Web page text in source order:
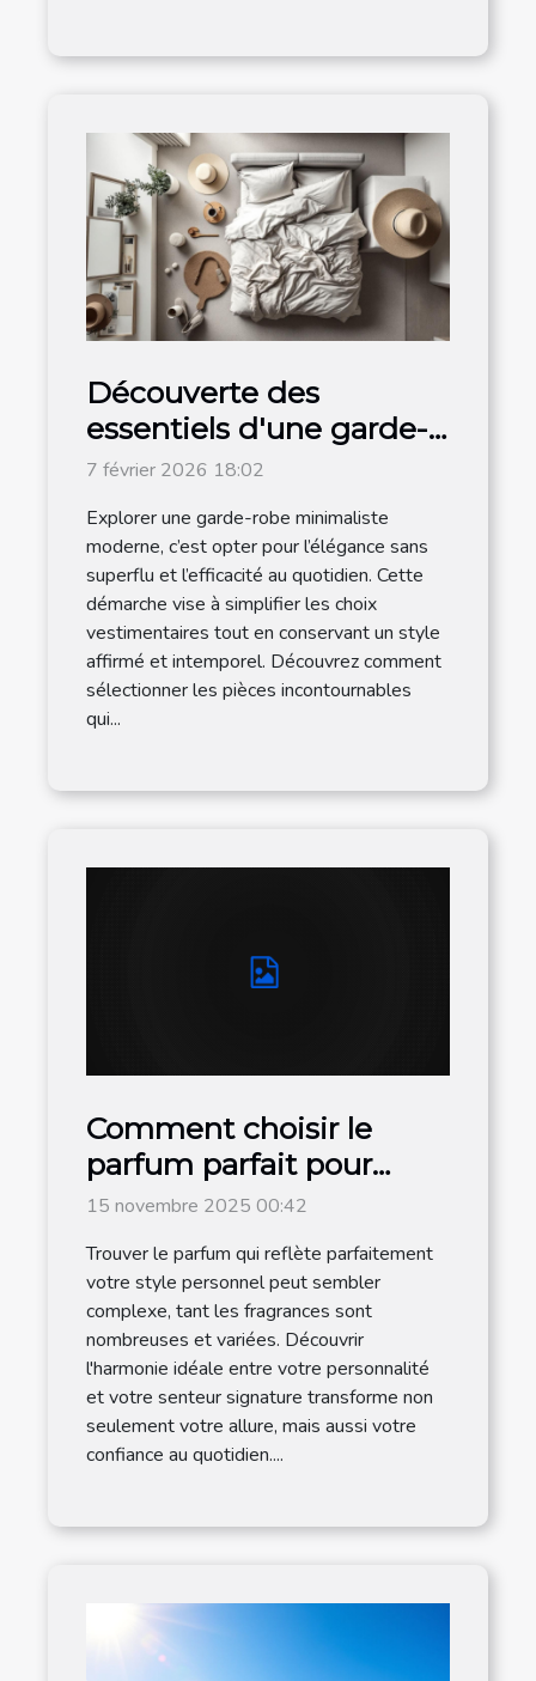
Découverte des
essentiels d'une garde-
robe minimaliste
7 février 2026 18:02
Explorer une garde-robe minimaliste
moderne, c’est opter pour l’élégance sans
superflu et l’efficacité au quotidien. Cette
démarche vise à simplifier les choix
vestimentaires tout en conservant un style
affirmé et intemporel. Découvrez comment
sélectionner les pièces incontournables
qui...
Comment choisir le
parfum parfait pour
votre style personnel ?
15 novembre 2025 00:42
Trouver le parfum qui reflète parfaitement
votre style personnel peut sembler
complexe, tant les fragrances sont
nombreuses et variées. Découvrir
l'harmonie idéale entre votre personnalité
et votre senteur signature transforme non
seulement votre allure, mais aussi votre
confiance au quotidien....